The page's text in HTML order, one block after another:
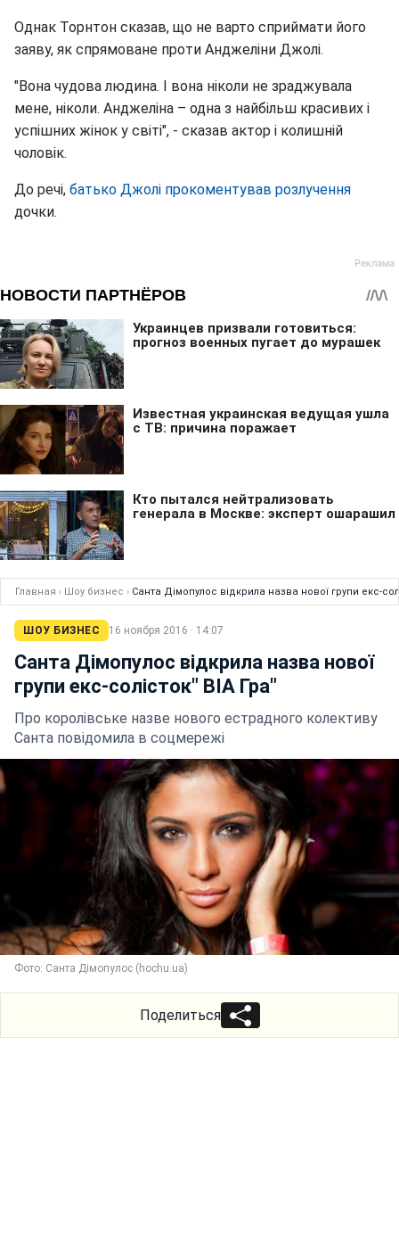
Однак Торнтон сказав, що не варто сприймати його
заяву, як спрямоване проти Анджеліни Джолі.
"Вона чудова людина. І вона ніколи не зраджувала
мене, ніколи. Анджеліна – одна з найбільш красивих і
успішних жінок у світі", - сказав актор і колишній
чоловік.
До речі, батько Джолі прокоментував розлучення
дочки.
Главная › Шоу бизнес › Санта Дімопулос відкрила назва нової групи екс-
ШОУ БИЗНЕС 16 ноября 2016 · 14:07
Санта Дімопулос відкрила назва нової
групи екс-солісток" ВІА Гра"
Про королівськe назвe нового естрадного колективу
Санта повідомила в соцмережі
Фото: Санта Дімопулос (hochu.ua)
Поделиться